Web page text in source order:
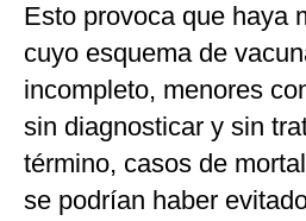
Esto provoca que haya
cuyo esquema de
incompleto, menores
sin diagnosticar y sin
término, casos de
se podrían haber